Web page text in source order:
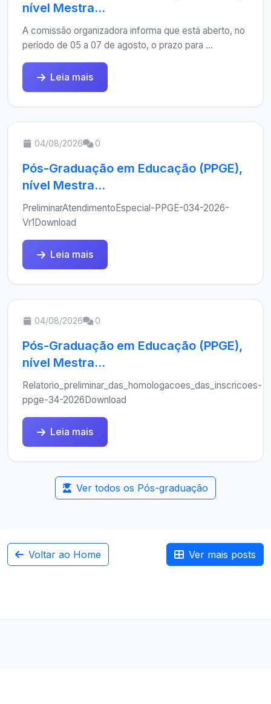
nível Mestra...
A comissão organizadora informa que está aberto, no
período de 05 a 07 de agosto, o prazo para ...
Leia mais
04/08/2026 0
Pós-Graduação em Educação (PPGE),
nível Mestra...
PreliminarAtendimentoEspecial-PPGE-034-2026-
Vr1Download
Leia mais
04/08/2026 0
Pós-Graduação em Educação (PPGE),
nível Mestra...
Relatorio_preliminar_das_homologacoes_das_inscricoes-
ppge-34-2026Download
Leia mais
Ver todos os Pós-graduação
Voltar ao Home Ver mais posts